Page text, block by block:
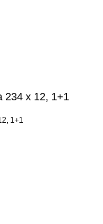
234 x 12, 1+1
1+1